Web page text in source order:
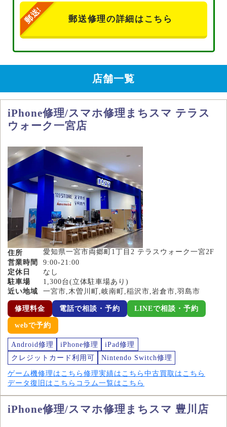
郵送修理の詳細はこちら
店舗一覧
iPhone修理/スマホ修理まちスマ テラス
ウォーク一宮店
住所
愛知県一宮市両郷町1丁目2 テラスウォーク一宮2F
営業時間
9:00-21:00
定休日
なし
駐車場
1,300台(立体駐車場あり)
近い地域
一宮市,木曽川町,岐南町,稲沢市,岩倉市,羽島市
修理料金 電話で相談・予約 LINEで相談・予約
webで予約
Android修理 iPhone修理
iPad修理
クレジットカード利用可
Nintendo Switch修理
ゲーム機修理はこちら 修理実績はこちら 中古買取はこちら
データ復旧はこちら コラム一覧はこちら
iPhone修理/スマホ修理まちスマ 豊川店